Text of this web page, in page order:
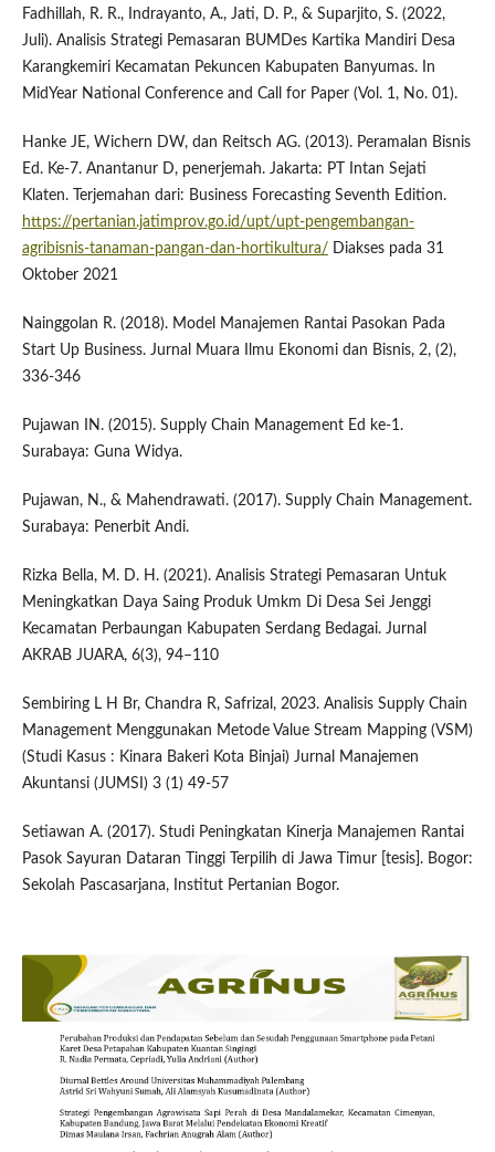
Fadhillah, R. R., Indrayanto, A., Jati, D. P., & Suparjito, S. (2022,
Juli). Analisis Strategi Pemasaran BUMDes Kartika Mandiri Desa
Karangkemiri Kecamatan Pekuncen Kabupaten Banyumas. In
MidYear National Conference and Call for Paper (Vol. 1, No. 01).
Hanke JE, Wichern DW, dan Reitsch AG. (2013). Peramalan Bisnis
Ed. Ke-7. Anantanur D, penerjemah. Jakarta: PT Intan Sejati
Klaten. Terjemahan dari: Business Forecasting Seventh Edition.
https://pertanian.jatimprov.go.id/upt/upt-pengembangan-
agribisnis-tanaman-pangan-dan-hortikultura/ Diakses pada 31
Oktober 2021
Nainggolan R. (2018). Model Manajemen Rantai Pasokan Pada
Start Up Business. Jurnal Muara Ilmu Ekonomi dan Bisnis, 2, (2),
336-346
Pujawan IN. (2015). Supply Chain Management Ed ke-1.
Surabaya: Guna Widya.
Pujawan, N., & Mahendrawati. (2017). Supply Chain Management.
Surabaya: Penerbit Andi.
Rizka Bella, M. D. H. (2021). Analisis Strategi Pemasaran Untuk
Meningkatkan Daya Saing Produk Umkm Di Desa Sei Jenggi
Kecamatan Perbaungan Kabupaten Serdang Bedagai. Jurnal
AKRAB JUARA, 6(3), 94–110
Sembiring L H Br, Chandra R, Safrizal, 2023. Analisis Supply Chain
Management Menggunakan Metode Value Stream Mapping (VSM)
(Studi Kasus : Kinara Bakeri Kota Binjai) Jurnal Manajemen
Akuntansi (JUMSI) 3 (1) 49-57
Setiawan A. (2017). Studi Peningkatan Kinerja Manajemen Rantai
Pasok Sayuran Dataran Tinggi Terpilih di Jawa Timur [tesis]. Bogor:
Sekolah Pascasarjana, Institut Pertanian Bogor.